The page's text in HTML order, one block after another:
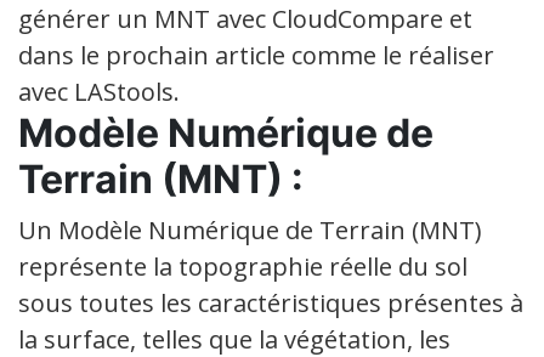
générer un MNT avec CloudCompare et
dans le prochain article comme le réaliser
avec LAStools.
Modèle Numérique de
Terrain (MNT) :
Un Modèle Numérique de Terrain (MNT)
représente la topographie réelle du sol
sous toutes les caractéristiques présentes à
la surface, telles que la végétation, les